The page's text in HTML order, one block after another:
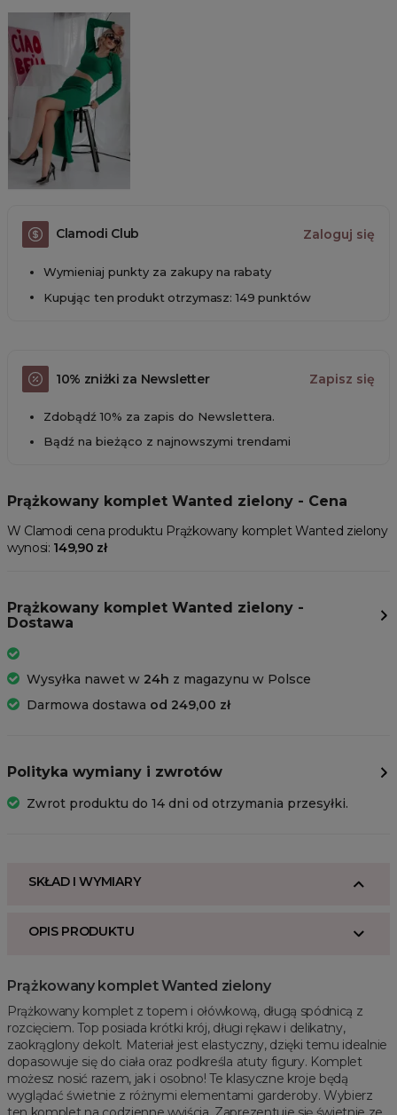
Clamodi Club Zaloguj się
Wymieniaj punkty za zakupy na rabaty
Kupując ten produkt otrzymasz: 149 punktów
10% zniżki za Newsletter Zapisz się
Zdobądź 10% za zapis do Newslettera.
Bądź na bieżąco z najnowszymi trendami
Prążkowany komplet Wanted zielony - Cena
W Clamodi cena produktu Prążkowany komplet Wanted zielony
wynosi: 149,90 zł
Prążkowany komplet Wanted zielony -
Dostawa
Wysyłka nawet w 24h z magazynu w Polsce
Darmowa dostawa od 249,00 zł
Polityka wymiany i zwrotów
Zwrot produktu do 14 dni od otrzymania przesyłki.
SKŁAD I WYMIARY
OPIS PRODUKTU
Prążkowany komplet Wanted zielony
Prążkowany komplet z topem i ołówkową, długą spódnicą z
rozcięciem. Top posiada krótki krój, długi rękaw i delikatny,
zaokrąglony dekolt. Materiał jest elastyczny, dzięki temu idealnie
dopasowuje się do ciała oraz podkreśla atuty figury. Komplet
możesz nosić razem, jak i osobno! Te klasyczne kroje będą
wyglądać świetnie z różnymi elementami garderoby. Wybierz